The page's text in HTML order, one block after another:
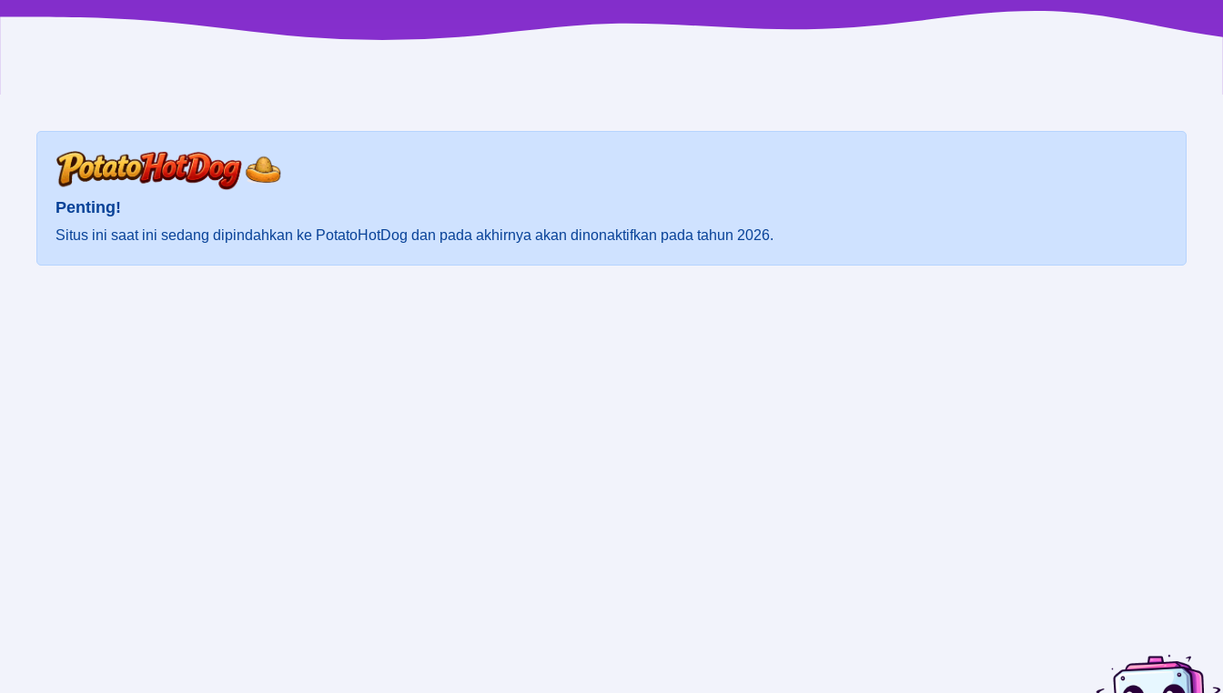
Penting!
Situs ini saat ini sedang dipindahkan ke PotatoHotDog dan pada akhirnya akan dinonaktifkan pada tahun 2026.